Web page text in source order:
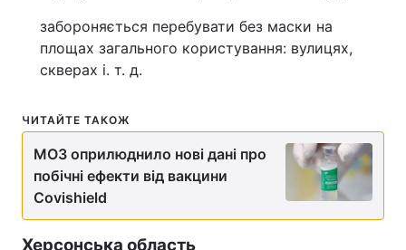
забороняється перебувати без маски на
площах загального користування: вулицях,
скверах і. т. д.
ЧИТАЙТЕ ТАКОЖ
МОЗ оприлюднило нові дані про
побічні ефекти від вакцини
Covishield
Херсонська область